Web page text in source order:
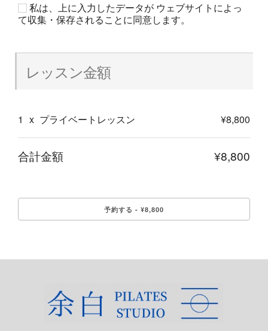
私は、上に入力したデータが ウェブサイトによっ
て収集・保存されることに同意します。
レッスン金額
1 x プライベートレッスン ¥8,800
合計金額 ¥8,800